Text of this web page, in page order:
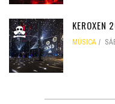
KEROXEN
MÚSICA